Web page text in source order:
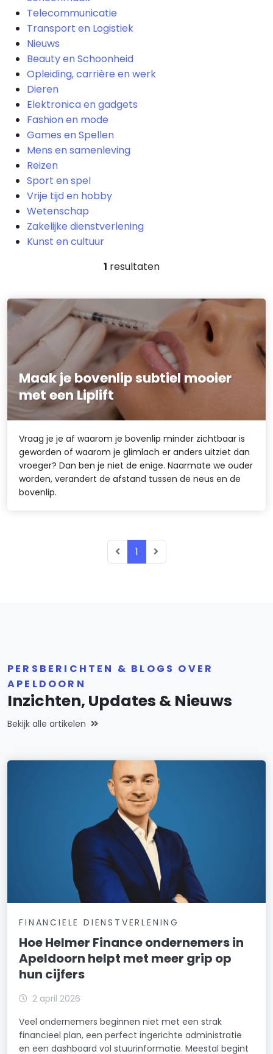
Telecommunicatie
Transport en Logistiek
Nieuws
Beauty en Schoonheid
Opleiding, carrière en werk
Dieren
Elektronica en gadgets
Fashion en mode
Games en Spellen
Mens en samenleving
Reizen
Sport en spel
Vrije tijd en hobby
Wetenschap
Zakelijke dienstverlening
Kunst en cultuur
1 resultaten
Maak je bovenlip subtiel mooier
met een Liplift
Vraag je je af waarom je bovenlip minder zichtbaar is
geworden of waarom je glimlach er anders uitziet dan
vroeger? Dan ben je niet de enige. Naarmate we ouder
worden, verandert de afstand tussen de neus en de
bovenlip.
1
PERSBERICHTEN & BLOGS OVER
APELDOORN
Inzichten, Updates & Nieuws
Bekijk alle artikelen
FINANCIELE DIENSTVERLENING
Hoe Helmer Finance ondernemers in
Apeldoorn helpt met meer grip op
hun cijfers
2 april 2026
Veel ondernemers beginnen niet met een strak
financieel plan, een perfect ingerichte administratie
en een dashboard vol stuurinformatie. Meestal begint